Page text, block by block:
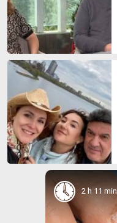
2 h 11 min